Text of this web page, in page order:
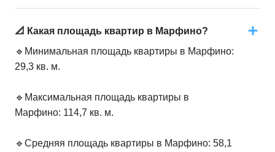
📐 Какая площадь квартир в Марфино?
🔹Минимальная площадь квартиры в Марфино:
29,3 кв. м.
🔹Максимальная площадь квартиры в
Марфино: 114,7 кв. м.
🔹Средняя площадь квартиры в Марфино: 58,1